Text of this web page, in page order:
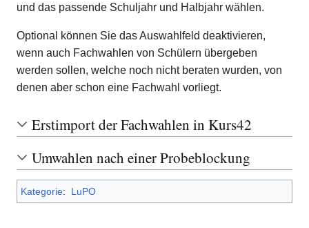
und das passende Schuljahr und Halbjahr wählen.
Optional können Sie das Auswahlfeld deaktivieren,
wenn auch Fachwahlen von Schülern übergeben
werden sollen, welche noch nicht beraten wurden, von
denen aber schon eine Fachwahl vorliegt.
Erstimport der Fachwahlen in Kurs42
Umwahlen nach einer Probeblockung
Kategorie: LuPO